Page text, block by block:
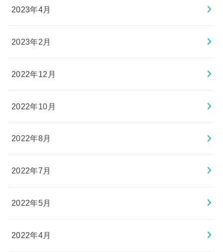
2023年4月
2023年2月
2022年12月
2022年10月
2022年8月
2022年7月
2022年5月
2022年4月